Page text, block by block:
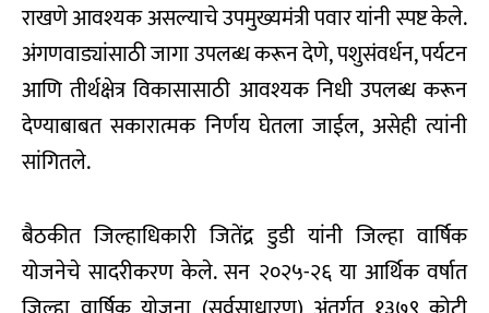
राखणे आवश्यक असल्याचे उपमुख्यमंत्री पवार यांनी स्पष्ट केले.
अंगणवाड्यांसाठी जागा उपलब्ध करून देणे, पशुसंवर्धन, पर्यटन
आणि तीर्थक्षेत्र विकासासाठी आवश्यक निधी उपलब्ध करून
देण्याबाबत सकारात्मक निर्णय घेतला जाईल, असेही त्यांनी
सांगितले.
बैठकीत जिल्हाधिकारी जितेंद्र डुडी यांनी जिल्हा वार्षिक
योजनेचे सादरीकरण केले. सन २०२५-२६ या आर्थिक वर्षात